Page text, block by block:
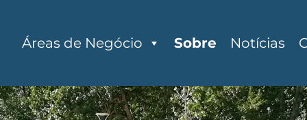
Áreas de Negócio Sobre Notícias